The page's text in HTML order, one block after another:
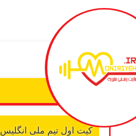
کیت اول تیم ملی انگلیس ۲۰۲۶